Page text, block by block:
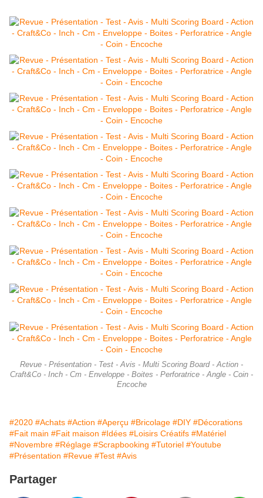
Revue - Présentation - Test - Avis - Multi Scoring Board - Action -
Craft&Co - Inch - Cm - Enveloppe - Boites - Perforatrice - Angle - Coin -
Encoche
#2020 #Achats #Action #Aperçu #Bricolage #DIY #Décorations
#Fait main #Fait maison #Idées #Loisirs Créatifs #Matériel
#Novembre #Réglage #Scrapbooking #Tutoriel #Youtube
#Présentation #Revue #Test #Avis
Partager